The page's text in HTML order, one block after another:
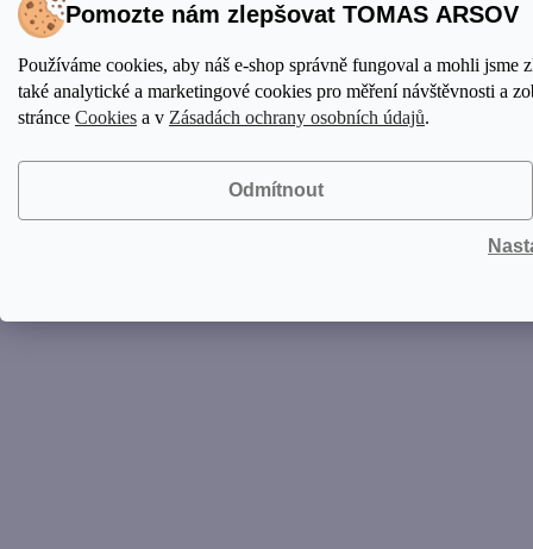
Pomozte nám zlepšovat TOMAS ARSOV
Používáme cookies, aby náš e-shop správně fungoval a mohli jsme
také analytické a marketingové cookies pro měření návštěvnosti a
stránce Cookies a v Zásadách ochrany osobních údajů.
Odmítnout
© 2026 TOMAS ARSOV
Shop. Všechna práva vyhrazena.Upravit nastavení cookies